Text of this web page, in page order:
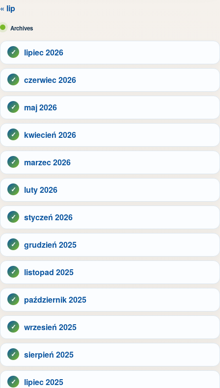
« lip
Archives
lipiec 2026
czerwiec 2026
maj 2026
kwiecień 2026
marzec 2026
luty 2026
styczeń 2026
grudzień 2025
listopad 2025
październik 2025
wrzesień 2025
sierpień 2025
lipiec 2025